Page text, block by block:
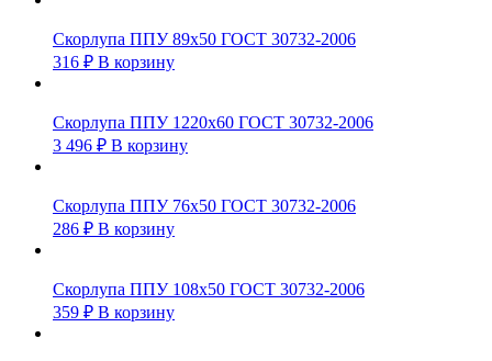
Скорлупа ППУ 89х50 ГОСТ 30732-2006
316 ₽ В корзину
Скорлупа ППУ 1220х60 ГОСТ 30732-2006
3 496 ₽ В корзину
Скорлупа ППУ 76х50 ГОСТ 30732-2006
286 ₽ В корзину
Скорлупа ППУ 108х50 ГОСТ 30732-2006
359 ₽ В корзину